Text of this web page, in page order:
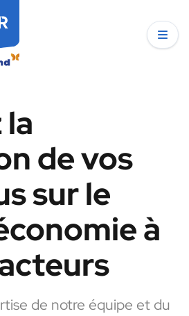
de vos
sur le
à
de notre équipe et du